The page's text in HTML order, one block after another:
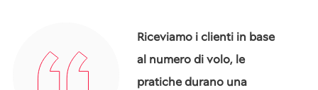
Riceviamo i clienti in base
al numero di volo, le
pratiche durano una